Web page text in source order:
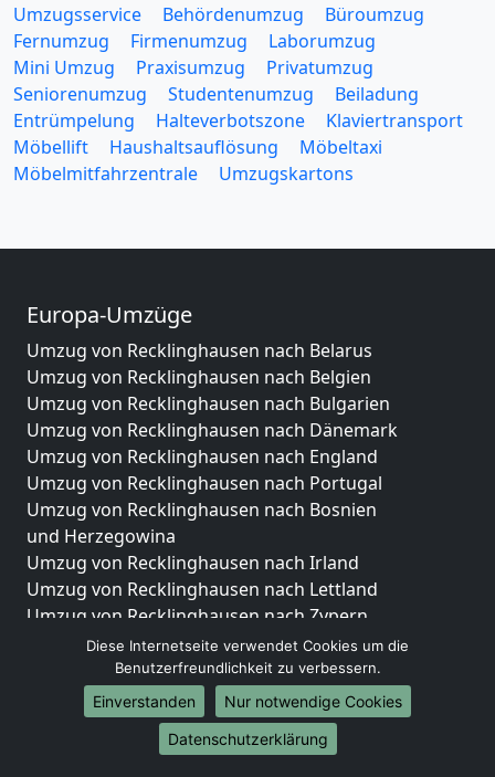
Umzugsservice Behördenumzug
Büroumzug
Fernumzug
Firmenumzug
Laborumzug
Mini Umzug
Praxisumzug
Privatumzug
Seniorenumzug
Studentenumzug
Beiladung
Entrümpelung
Halteverbotszone
Klaviertransport
Möbellift
Haushaltsauflösung
Möbeltaxi
Möbelmitfahrzentrale
Umzugskartons
Europa-Umzüge
Umzug von Recklinghausen nach Belarus
Umzug von Recklinghausen nach Belgien
Umzug von Recklinghausen nach Bulgarien
Umzug von Recklinghausen nach Dänemark
Umzug von Recklinghausen nach England
Umzug von Recklinghausen nach Portugal
Umzug von Recklinghausen nach Bosnien
und Herzegowina
Umzug von Recklinghausen nach Irland
Umzug von Recklinghausen nach Lettland
Umzug von Recklinghausen nach Zypern
Umzug von Recklinghausen nach Kroatien
Umzug von Recklinghausen nach Estland
Umzug von Recklinghausen nach Finnland
Umzug von Recklinghausen nach Frankreich
Umzug von Recklinghausen nach Griechenland
Diese Internetseite verwendet Cookies um die
Benutzerfreundlichkeit zu verbessern.
Einverstanden
Nur notwendige Cookies
Datenschutzerklärung